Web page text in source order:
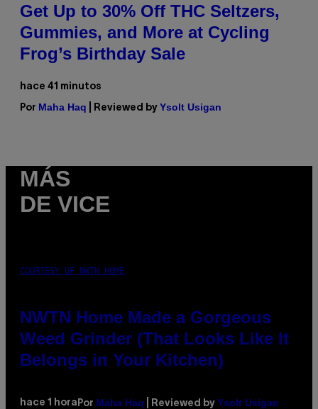
Get Up to 30% Off THC Seltzers,
Gummies, and More at Cycling
Frog’s Birthday Sale
hace 41 minutos
Por Maha Haq | Reviewed by Ysolt Usigan
MÁS
DE VICE
COURTESY OF NWTN HOME
NWTN Home Made a Gorgeous
Weed Grinder (That Looks Like It
Belongs in Your Kitchen)
hace 1 hora Por Maha Haq | Reviewed by Ysolt Usigan